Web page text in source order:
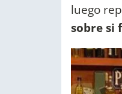
luego
sobre si